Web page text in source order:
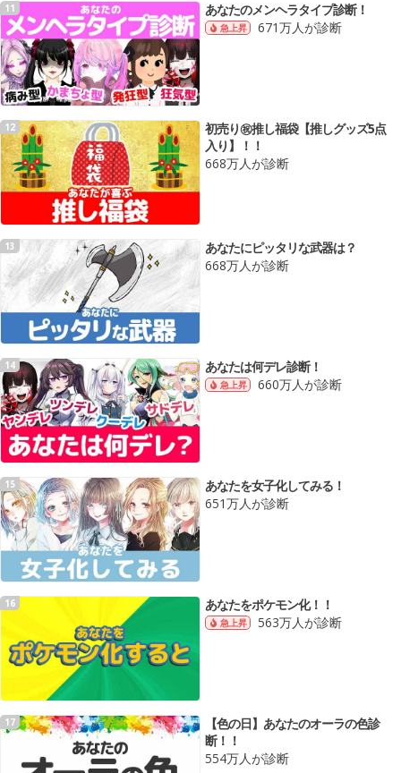
11 あなたのメンヘラタイプ診断！
急上昇 671万人が診断
12
初売り㊗️推し福袋【推しグッズ5点
入り】！！
668万人が診断
13
あなたにピッタリな武器は？
668万人が診断
14 あなたは何デレ診断！
急上昇 660万人が診断
15
あなたを女子化してみる！
651万人が診断
16 あなたをポケモン化！！
急上昇 563万人が診断
17
【色の日】あなたのオーラの色診
断！！
554万人が診断